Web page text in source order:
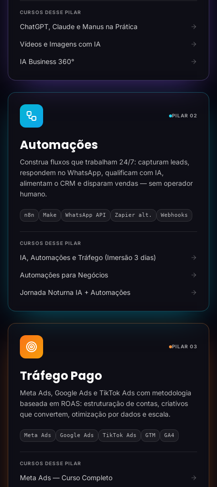
CURSOS DESSE PILAR
ChatGPT, Claude e Manus na Prática
Vídeos e Imagens com IA
IA Business 360°
PILAR 02
Automações
Construa fluxos que trabalham 24/7: capturam leads,
respondem no WhatsApp, qualificam com IA,
alimentam o CRM e disparam vendas — sem operador
humano.
n8n Make WhatsApp API Zapier alt. Webhooks
CURSOS DESSE PILAR
IA, Automações e Tráfego (Imersão 3 dias)
Automações para Negócios
Jornada Noturna IA + Automações
PILAR 03
Tráfego Pago
Meta Ads, Google Ads e TikTok Ads com metodologia
baseada em ROAS: estruturação de contas, criativos
que convertem, otimização por dados e escala.
Meta Ads Google Ads TikTok Ads GTM GA4
CURSOS DESSE PILAR
Meta Ads — Curso Completo